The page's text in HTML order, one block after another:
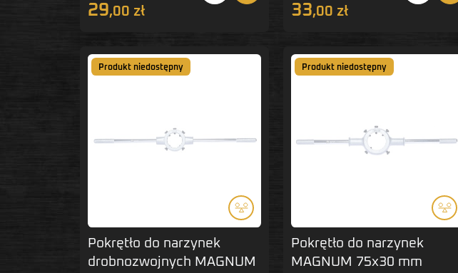
29,00 zł 33,00 zł
Produkt niedostępny
Pokrętło do narzynek
drobnozwojnych MAGNUM
Produkt niedostępny
Pokrętło do narzynek
MAGNUM 75x30 mm